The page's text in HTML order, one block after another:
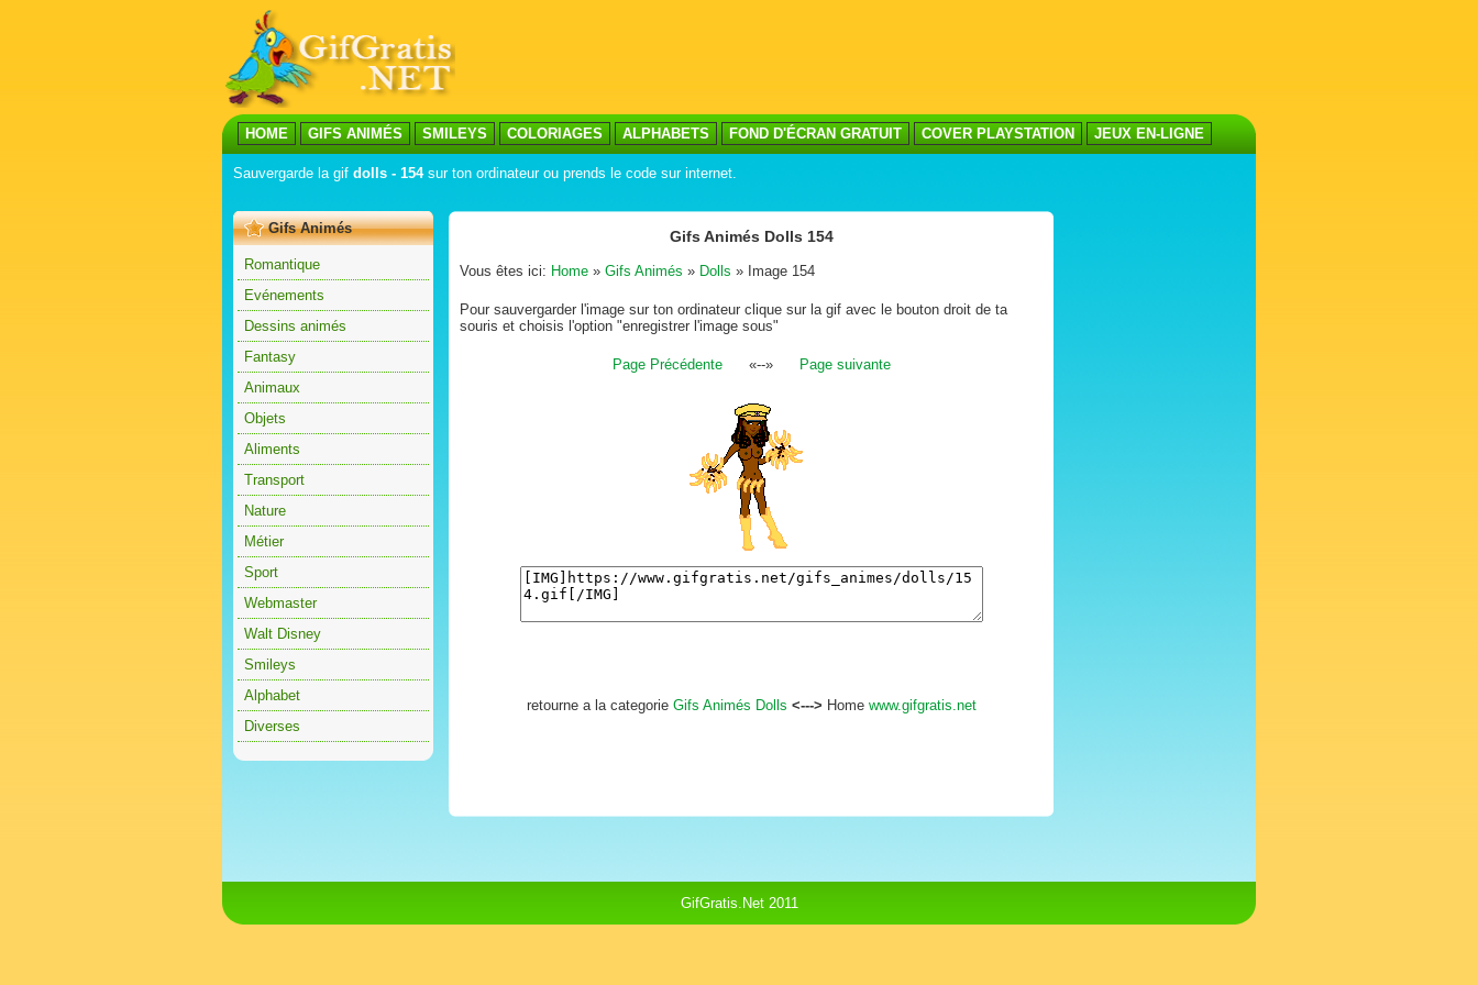
HOME GIFS ANIMÉS SMILEYS COLORIAGES ALPHABETS FOND D'ÉCRAN GRATUIT COVER PLAYSTATION JEUX EN-LIGNE
Sauvergarde la gif dolls - 154sur ton ordinateur ou prends le code sur internet.
Gifs Animés
Romantique
Evénements
Dessins animés
Fantasy
Animaux
Objets
Aliments
Transport
Nature
Métier
Sport
Webmaster
Walt Disney
Smileys
Alphabet
Diverses
Gifs Animés Dolls 154
Vous êtes ici: Home » Gifs Animés » Dolls » Image 154
Pour sauvergarder l'image sur ton ordinateur clique sur la gif avec le bouton droit de ta
souris et choisis l'option "enregistrer l'image sous"
Page Précédente«--» Page suivante
retourne a la categorie Gifs Animés Dolls <---> Home www.gifgratis.net
GifGratis.Net 2011